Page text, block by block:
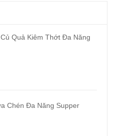
Quả Kiêm Thớt Đa Năng
Chén Đa Năng Supper